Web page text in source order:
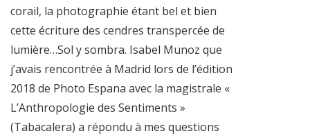
corail, la photographie étant bel et bien
cette écriture des cendres transpercée de
lumière…Sol y sombra. Isabel Munoz que
j’avais rencontrée à Madrid lors de l’édition
2018 de Photo Espana avec la magistrale «
L’Anthropologie des Sentiments »
(Tabacalera) a répondu à mes questions